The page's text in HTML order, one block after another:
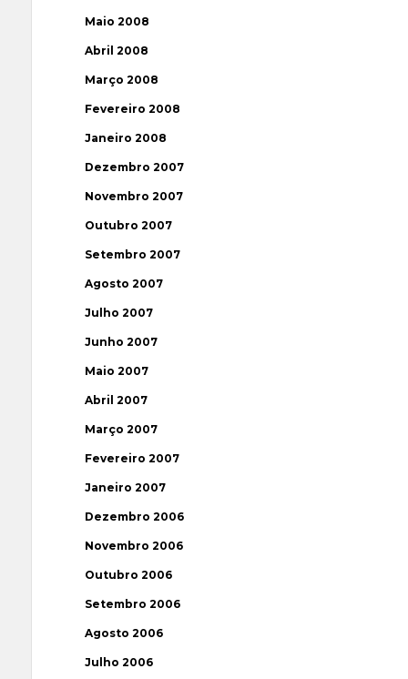
Maio 2008
Abril 2008
Março 2008
Fevereiro 2008
Janeiro 2008
Dezembro 2007
Novembro 2007
Outubro 2007
Setembro 2007
Agosto 2007
Julho 2007
Junho 2007
Maio 2007
Abril 2007
Março 2007
Fevereiro 2007
Janeiro 2007
Dezembro 2006
Novembro 2006
Outubro 2006
Setembro 2006
Agosto 2006
Julho 2006